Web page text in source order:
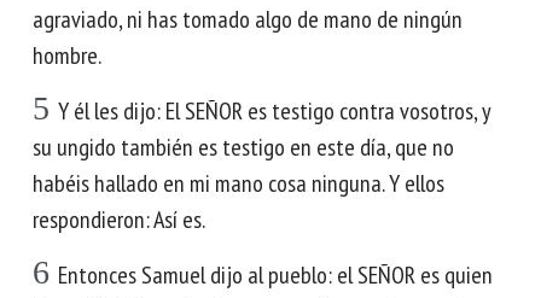
agraviado, ni has tomado algo de mano de ningún
hombre.
5 Y él les dijo: El SEÑOR es testigo contra vosotros, y
su ungido también es testigo en este día, que no
habéis hallado en mi mano cosa ninguna. Y ellos
respondieron: Así es.
6 Entonces Samuel dijo al pueblo: el SEÑOR es quien